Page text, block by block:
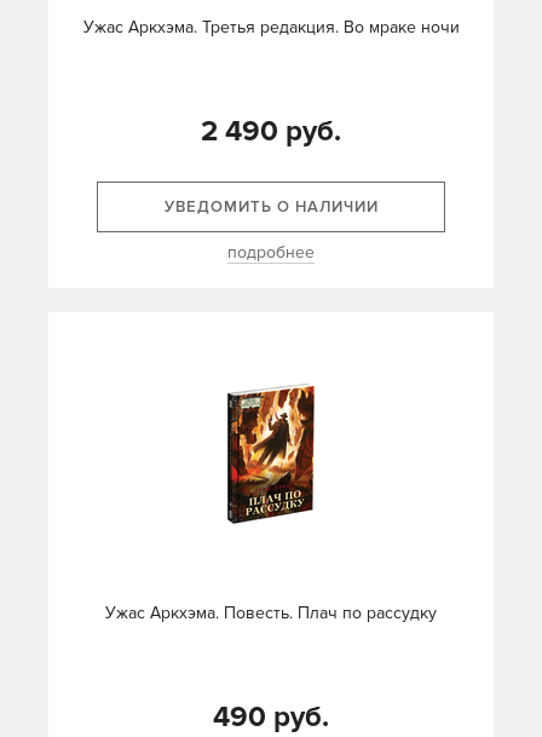
Ужас Аркхэма. Третья редакция. Во мраке ночи
2 490 руб.
УВЕДОМИТЬ О НАЛИЧИИ
подробнее
Ужас Аркхэма. Повесть. Плач по рассудку
490 руб.